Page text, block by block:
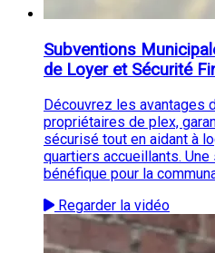
Subventions
de Loyer et Sécurité
Découvrez les avantages
propriétaires de plex,
sécurisé tout en aidant à
quartiers accueillants.
bénéfique pour la
Regarder la vidéo